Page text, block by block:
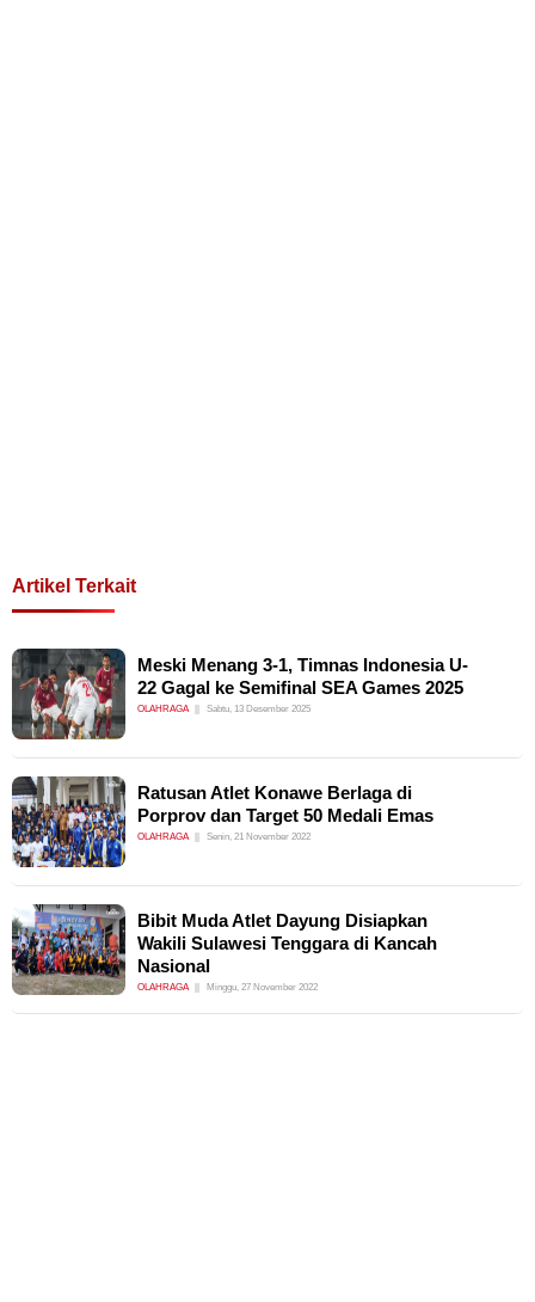
Artikel Terkait
Meski Menang 3-1, Timnas Indonesia U-
22 Gagal ke Semifinal SEA Games 2025
OLAHRAGA Sabtu, 13 Desember 2025
Ratusan Atlet Konawe Berlaga di
Porprov dan Target 50 Medali Emas
OLAHRAGA Senin, 21 November 2022
Bibit Muda Atlet Dayung Disiapkan
Wakili Sulawesi Tenggara di Kancah
Nasional
OLAHRAGA Minggu, 27 November 2022